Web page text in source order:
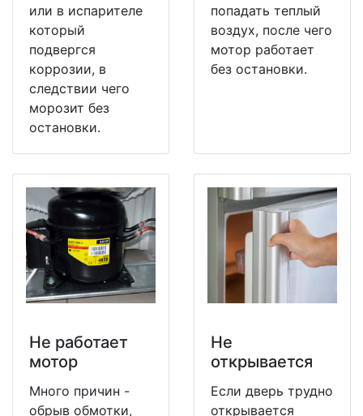
или в испарителе
который
подвергся
коррозии, в
следствии чего
морозит без
остановки.
попадать теплый
воздух, после чего
мотор работает
без остановки.
Не работает
мотор
Много причин -
обрыв обмотки,
Не
открывается
Если дверь трудно
открывается